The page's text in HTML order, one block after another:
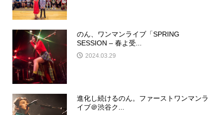
のん、ワンマンライブ「SPRING
SESSION – 春よ受...
2024.03.29
進化し続けるのん。ファーストワンマンラ
イブ＠渋谷ク...